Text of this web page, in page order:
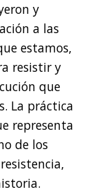
y
a las
estamos,
resistir y
que
La práctica
representa
de los